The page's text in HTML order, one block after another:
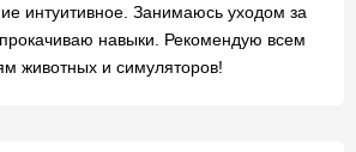
интуитивное. Занимаюсь уходом за
навыки. Рекомендую всем
животных и симуляторов!